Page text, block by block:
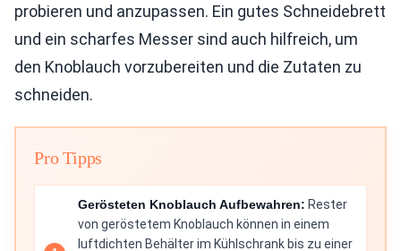
probieren und anzupassen. Ein gutes Schneidebrett
und ein scharfes Messer sind auch hilfreich, um
den Knoblauch vorzubereiten und die Zutaten zu
schneiden.
Pro Tipps
Gerösteten Knoblauch Aufbewahren: Rester
von geröstetem Knoblauch können in einem
luftdichten Behälter im Kühlschrank bis zu einer